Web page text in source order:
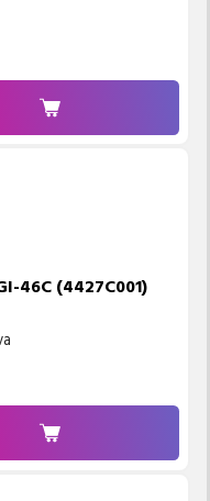
46C (4427C001)